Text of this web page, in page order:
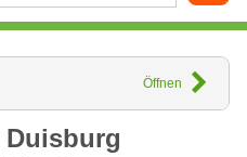
Öffnen
Duisburg